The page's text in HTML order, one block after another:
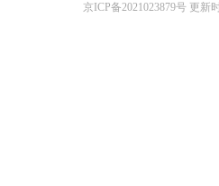
京ICP备2021023879号更新